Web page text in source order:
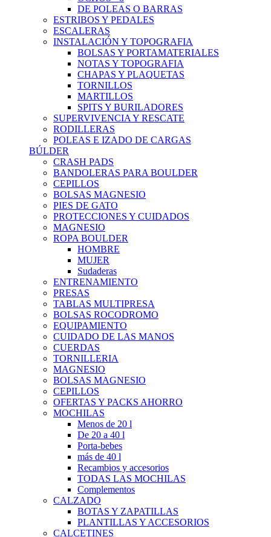
DE POLEAS O BARRAS
ESTRIBOS Y PEDALES
ESCALERAS
INSTALACIÓN Y TOPOGRAFIA
BOLSAS Y PORTAMATERIALES
NOTAS Y TOPOGRAFIA
CHAPAS Y PLAQUETAS
TORNILLOS
MARTILLOS
SPITS Y BURILADORES
SUPERVIVENCIA Y RESCATE
RODILLERAS
POLEAS E IZADO DE CARGAS
BÚLDER
CRASH PADS
BANDOLERAS PARA BOULDER
CEPILLOS
BOLSAS MAGNESIO
PIES DE GATO
PROTECCIONES Y CUIDADOS
MAGNESIO
ROPA BOULDER
HOMBRE
MUJER
Sudaderas
ENTRENAMIENTO
PRESAS
TABLAS MULTIPRESA
BOLSAS ROCODROMO
EQUIPAMIENTO
CUIDADO DE LAS MANOS
CUERDAS
TORNILLERIA
MAGNESIO
BOLSAS MAGNESIO
CEPILLOS
OFERTAS Y PACKS AHORRO
MOCHILAS
Menos de 20 l
De 20 a 40 l
Porta-bebes
más de 40 l
Recambios y accesorios
TODAS LAS MOCHILAS
Complementos
CALZADO
BOTAS Y ZAPATILLAS
PLANTILLAS Y ACCESORIOS
CALCETINES